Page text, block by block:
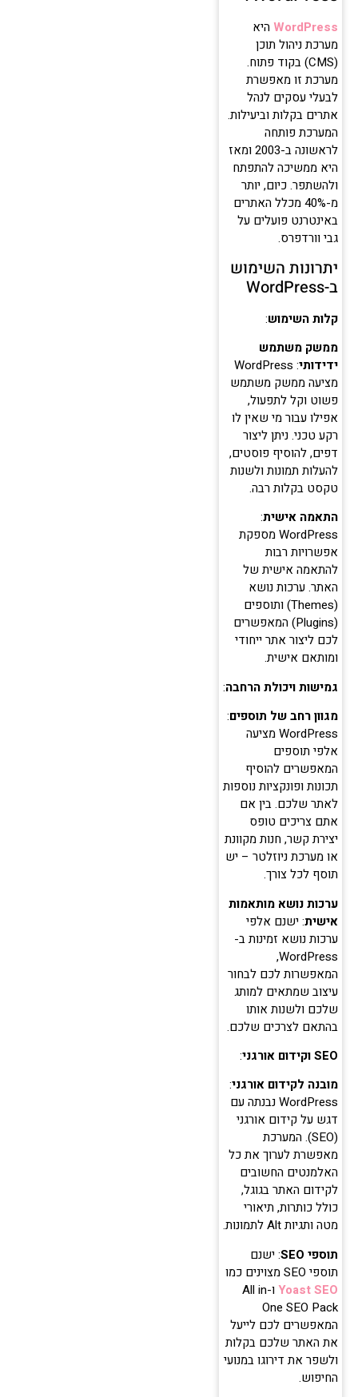
WordPress היא
מערכת ניהול תוכן
(CMS) בקוד פתוח.
מערכת זו מאפשרת
לבעלי עסקים לנהל
אתרים בקלות וביעילות.
המערכת פותחה
לראשונה ב-2003 ומאז
היא ממשיכה להתפתח
ולהשתפר. כיום, יותר
מ-40% מכלל האתרים
באינטרנט פועלים על
גבי וורדפרס.
יתרונות השימוש
ב-WordPress
קלות השימוש:
ממשק משתמש
ידידותי : WordPress
מציעה ממשק משתמש
פשוט וקל לתפעול,
אפילו עבור מי שאין לו
רקע טכני. ניתן ליצור
דפים, להוסיף פוסטים,
להעלות תמונות ולשנות
טקסט בקלות רבה.
התאמה אישית:
WordPress מספקת
אפשרויות רבות
להתאמה אישית של
האתר. ערכות נושא
(Themes) ותוספים
(Plugins) המאפשרים
לכם ליצור אתר ייחודי
ומותאם אישית.
גמישות ויכולת הרחבה:
מגוון רחב של תוספים:
WordPress מציעה
אלפי תוספים
המאפשרים להוסיף
תכונות ופונקציות נוספות
לאתר שלכם. בין אם
אתם צריכים טופס
יצירת קשר, חנות מקוונת
או מערכת ניוזלטר – יש
תוסף לכל צורך.
ערכות נושא מותאמות
אישית: ישנם אלפי
ערכות נושא זמינות ב-
WordPress,
המאפשרות לכם לבחור
עיצוב שמתאים למותג
שלכם ולשנות אותו
בהתאם לצרכים שלכם.
SEO וקידום אורגני
:
מובנה לקידום אורגני:
WordPress נבנתה עם
דגש על קידום אורגני
(SEO). המערכת
מאפשרת לערוך את כל
האלמנטים החשובים
לקידום האתר בגוגל,
כולל כותרות, תיאורי
מטה ותגיות Alt לתמונות.
תוספי SEO
: ישנם
תוספי SEO מצוינים כמו
Yoast SEO
ו-All in
One SEO Pack
המאפשרים לכם לייעל
את האתר שלכם בקלות
ולשפר את דירוגו במנועי
החיפוש.